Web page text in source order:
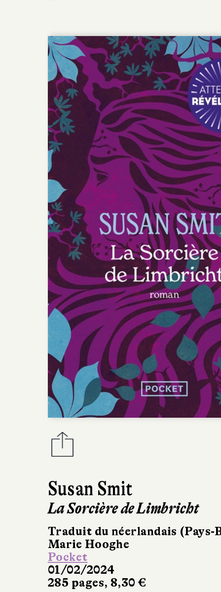
Susan Smit
La Sorcière de Limbricht
Traduit du néerlandais (Pays-
Marie Hooghe
Pocket
01/02/2024
285 pages, 8,30 €